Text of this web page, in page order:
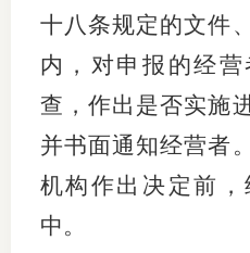
十八条规定的文件
内，对申报的经
查，作出是否实施
并书面通知经营者
机构作出决定前
中。